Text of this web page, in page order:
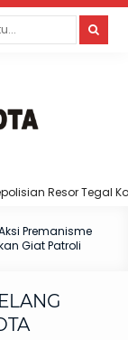
Resor Tegal Kota
Premanisme
Giat Patroli